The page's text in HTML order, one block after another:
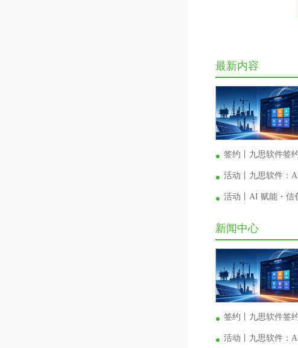
最新内容
签约丨九思软件签
活动丨九思软件：
活动丨AI 赋能・信
新闻中心
签约丨九思软件签
活动丨九思软件：